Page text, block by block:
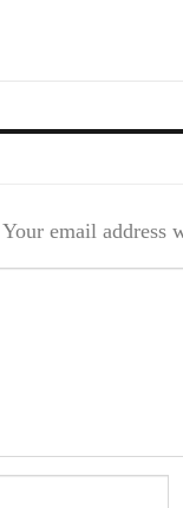
Your email address